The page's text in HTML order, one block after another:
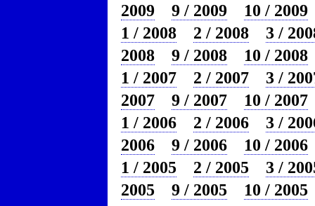
2009
9 / 2009
10 / 2009
1 / 2008
2 / 2008
3 /
2008
9 / 2008
10 / 2008
1 / 2007
2 / 2007
3 /
2007
9 / 2007
10 / 2007
1 / 2006
2 / 2006
3 /
2006
9 / 2006
10 / 2006
1 / 2005
2 / 2005
3 /
2005
9 / 2005
10 / 2005